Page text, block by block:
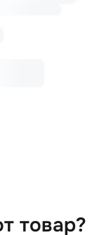
товар?